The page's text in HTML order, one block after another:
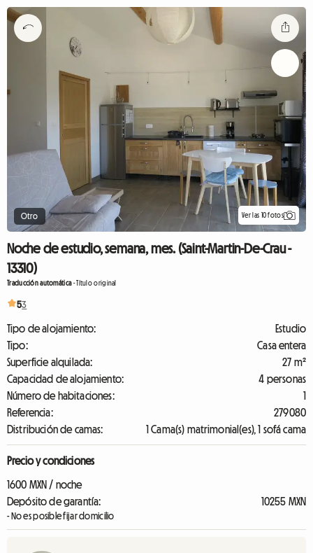
Otro Ver las 10 fotos
Noche de estudio, semana, mes. (Saint-Martin-De-Crau -
13310)
Traducción automática-Título original
53
Tipo de alojamiento:
Estudio
Tipo:
Casa entera
Superficie alquilada:
27 m²
Capacidad de alojamiento:
4 personas
Número de habitaciones:
1
Referencia:
279080
Distribución de camas:
1 Cama(s) matrimonial(es), 1 sofá cama
Precio y condiciones
1600 MXN / noche
Depósito de garantía:
10255 MXN
- No es posible fijar domicilio